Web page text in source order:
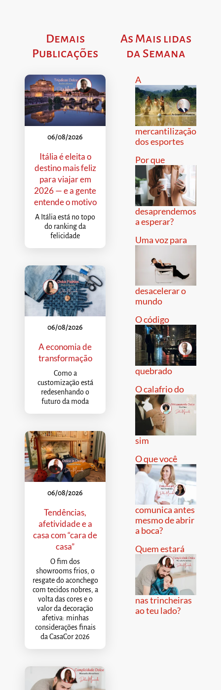
Demais
Publicações
06/08/2026
Itália é eleita o
destino mais feliz
para viajar em
2026 — e a gente
entende o motivo
A Itália está no topo
do ranking da
felicidade
06/08/2026
A economia de
transformação
Como a
customização está
redesenhando o
futuro da moda
06/08/2026
Tendências,
afetividade e a
casa com “cara de
casa”
O fim dos
showrooms frios, o
resgate do aconchego
com tecidos nobres, a
volta das cores e o
valor da decoração
afetiva: minhas
considerações finais
da CasaCor 2026
As Mais lidas
da Semana
A
mercantilização
dos esportes
Por que
desaprendemos
a esperar?
Uma voz para
desacelerar o
mundo
O código
quebrado
O calafrio do
sim
O que você
comunica antes
mesmo de abrir
a boca?
Quem estará
nas trincheiras
ao teu lado?